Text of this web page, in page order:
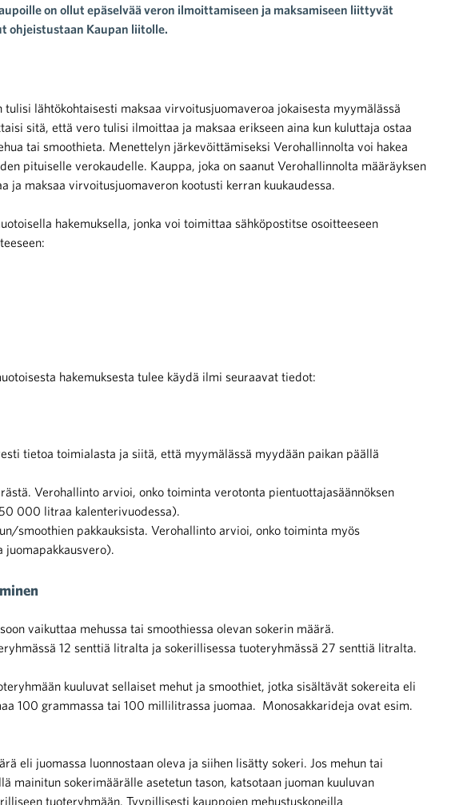
on ollut epäselvää veron ilmoittamiseen ja maksamiseen liittyvät
ohjeistustaan Kaupan liitolle.
lähtökohtaisesti maksaa virvoitusjuomaveroa jokaisesta myymälässä
sitä, että vero tulisi ilmoittaa ja maksaa erikseen aina kun kuluttaja ostaa
tai smoothieta. Menettelyn järkevöittämiseksi Verohallinnolta voi hakea
pituiselle verokaudelle. Kauppa, joka on saanut Verohallinnolta määräyksen
ja maksaa virvoitusjuomaveron kootusti kerran kuukaudessa.
hakemuksella, jonka voi toimittaa sähköpostitse osoitteeseen
hakemuksesta tulee käydä ilmi seuraavat tiedot:
tietoa toimialasta ja siitä, että myymälässä myydään paikan päällä
Verohallinto arvioi, onko toiminta verotonta pientuottajasäännöksen
000 litraa kalenterivuodessa).
smoothien pakkauksista. Verohallinto arvioi, onko toiminta myös
vaikuttaa mehussa tai smoothiessa olevan sokerin määrä.
12 senttiä litralta ja sokerillisessa tuoteryhmässä 27 senttiä litralta.
kuuluvat sellaiset mehut ja smoothiet, jotka sisältävät sokereita eli
100 grammassa tai 100 millilitrassa juomaa. Monosakkarideja ovat esim.
eli juomassa luonnostaan oleva ja siihen lisätty sokeri. Jos mehun tai
mainitun sokerimäärälle asetetun tason, katsotaan juoman kuuluvan
tuoteryhmään. Tyypillisesti kauppojen mehustuskoneilla